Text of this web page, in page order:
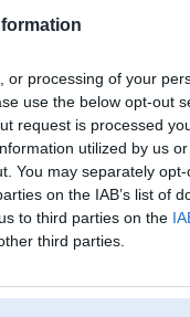
or processing of your
use the below opt-out
request is processed
utilized by us
You may separately
on the IAB’s list of
to third parties on the
third parties.
Lietotāji
Pēdējo reizi manīts: Vakar, 19:49